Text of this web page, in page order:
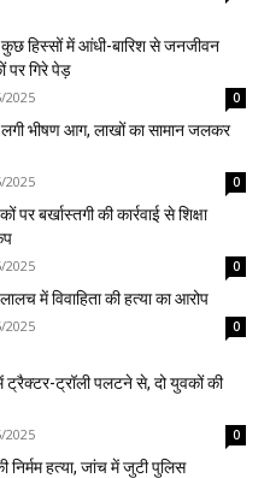
हिस्सों में आंधी-बारिश से जनजीवन
गिरे पेड़
2025 0
भीषण आग, लाखों का सामान जलकर
2025 0
पर बर्खास्तगी की कार्रवाई से शिक्षा
2025 0
में विवाहिता की हत्या का आरोप
2025 0
ट्रैक्टर-ट्रॉली पलटने से, दो युवकों की
2025 0
निर्मम हत्या, जांच में जुटी पुलिस